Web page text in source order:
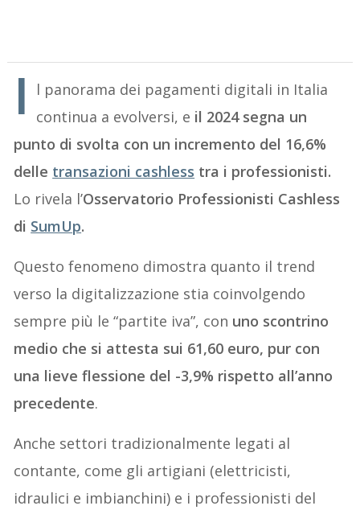
I
l panorama dei pagamenti digitali in Italia
continua a evolversi, e il 2024 segna un
punto di svolta con un incremento del 16,6%
delle transazioni cashless tra i professionisti.
Lo rivela l’Osservatorio Professionisti Cashless
di SumUp.
Questo fenomeno dimostra quanto il trend
verso la digitalizzazione stia coinvolgendo
sempre più le “partite iva”, con uno scontrino
medio che si attesta sui 61,60 euro, pur con
una lieve flessione del -3,9% rispetto all’anno
precedente.
Anche settori tradizionalmente legati al
contante, come gli artigiani (elettricisti,
idraulici e imbianchini) e i professionisti del